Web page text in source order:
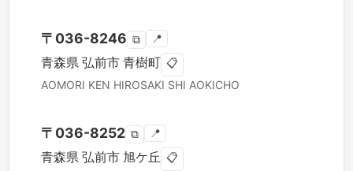
〒 036-8246 ⧉ 📍
青森県 弘前市 青樹町 📋
AOMORI KEN HIROSAKI SHI AOKICHO
〒 036-8252 ⧉ 📍
青森県 弘前市 旭ケ丘 📋